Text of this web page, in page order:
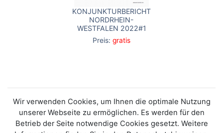
KONJUNKTURBERICHT
NORDRHEIN-
WESTFALEN 2022#1
Preis: gratis
Wir verwenden Cookies, um Ihnen die optimale Nutzung
unserer Webseite zu ermöglichen. Es werden für den
Betrieb der Seite notwendige Cookies gesetzt. Weitere